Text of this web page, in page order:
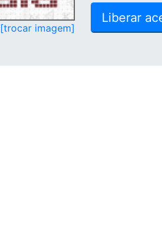
[trocar imagem]